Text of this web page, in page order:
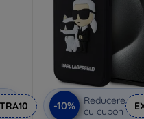
-10%
Reducere
cu cupon